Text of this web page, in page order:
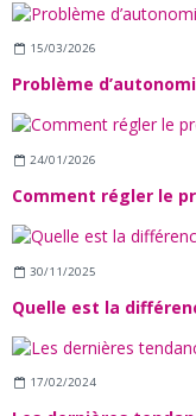
15/03/2026
24/01/2026
30/11/2025
17/02/2024